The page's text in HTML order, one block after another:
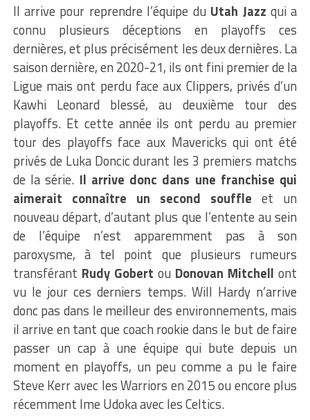
Il arrive pour reprendre l’équipe du Utah Jazz qui a
connu plusieurs déceptions en playoffs ces
dernières, et plus précisément les deux dernières. La
saison dernière, en 2020-21, ils ont fini premier de la
Ligue mais ont perdu face aux Clippers, privés d’un
Kawhi Leonard blessé, au deuxième tour des
playoffs. Et cette année ils ont perdu au premier
tour des playoffs face aux Mavericks qui ont été
privés de Luka Doncic durant les 3 premiers matchs
de la série. Il arrive donc dans une franchise qui
aimerait connaître un second souffle et un
nouveau départ, d’autant plus que l’entente au sein
de l’équipe n’est apparemment pas à son
paroxysme, à tel point que plusieurs rumeurs
transférant Rudy Gobert ou Donovan Mitchell ont
vu le jour ces derniers temps. Will Hardy n’arrive
donc pas dans le meilleur des environnements, mais
il arrive en tant que coach rookie dans le but de faire
passer un cap à une équipe qui bute depuis un
moment en playoffs, un peu comme a pu le faire
Steve Kerr avec les Warriors en 2015 ou encore plus
récemment Ime Udoka avec les Celtics.